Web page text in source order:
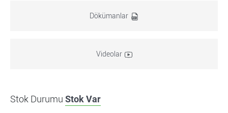
Dökümanlar
Videolar
Stok Durumu Stok Var